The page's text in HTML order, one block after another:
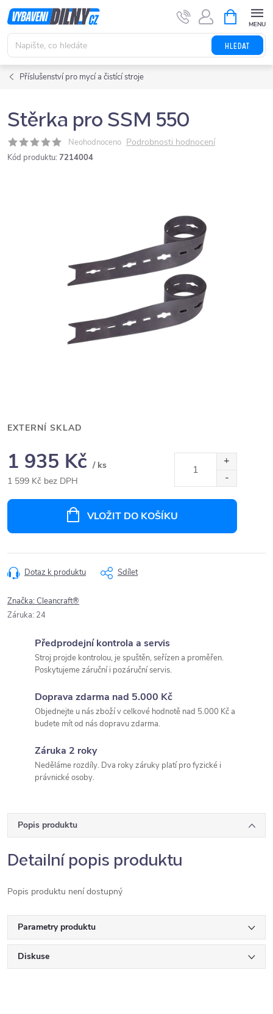
Přejít
na
obsah
HLEDAT
NÁKUPNÍ
KOŠÍK
Příslušenství pro mycí a čistící stroje
Stěrka pro SSM 550
Neohodnoceno Podrobnosti hodnocení
Kód produktu: 7214004
EXTERNÍ SKLAD
1 935 Kč / ks
1 599 Kč bez DPH
VLOŽIT DO KOŠÍKU
Dotaz k produktu Sdílet
Značka:Cleancraft®
Záruka: 24
Předprodejní kontrola a servis
Stroj projde kontrolou, je spuštěn, seřízen a proměřen.
Poskytujeme záruční i pozáruční servis.
Doprava zdarma nad 5.000 Kč
Objednejte u nás zboží v celkové hodnotě nad 5.000 Kč a
budete mít od nás dopravu zdarma.
Záruka 2 roky
Neděláme rozdíly. Dva roky záruky platí pro fyzické i
právnické osoby.
Popis produktu
Detailní popis produktu
Popis produktu není dostupný
Parametry produktu
Diskuse